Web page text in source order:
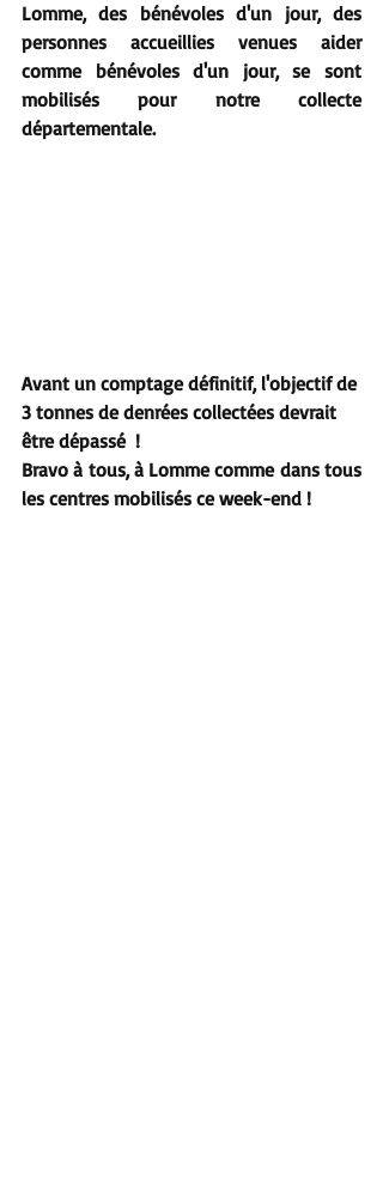
Lomme, des bénévoles d'un jour, des
personnes accueillies venues aider
comme bénévoles d'un jour, se sont
mobilisés pour notre collecte
départementale.
Avant un comptage définitif, l'objectif de
3 tonnes de denrées collectées devrait
être dépassé  !
Bravo à tous, à Lomme comme dans tous
les centres mobilisés ce week-end !